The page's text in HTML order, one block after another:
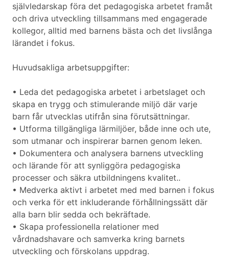
självledarskap föra det pedagogiska arbetet framåt
och driva utveckling tillsammans med engagerade
kollegor, alltid med barnens bästa och det livslånga
lärandet i fokus.
Huvudsakliga arbetsuppgifter:
• Leda det pedagogiska arbetet i arbetslaget och
skapa en trygg och stimulerande miljö där varje
barn får utvecklas utifrån sina förutsättningar.
• Utforma tillgängliga lärmiljöer, både inne och ute,
som utmanar och inspirerar barnen genom leken.
• Dokumentera och analysera barnens utveckling
och lärande för att synliggöra pedagogiska
processer och säkra utbildningens kvalitet..
• Medverka aktivt i arbetet med med barnen i fokus
och verka för ett inkluderande förhållningssätt där
alla barn blir sedda och bekräftade.
• Skapa professionella relationer med
vårdnadshavare och samverka kring barnets
utveckling och förskolans uppdrag.